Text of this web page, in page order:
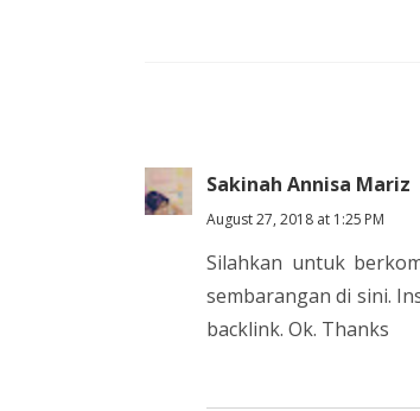
Sakinah Annisa Mariz
August 27, 2018 at 1:25 PM
Silahkan untuk
sembarangan di sini.
backlink. Ok. Thanks